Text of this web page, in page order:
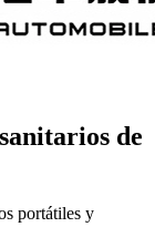
de
portátiles y